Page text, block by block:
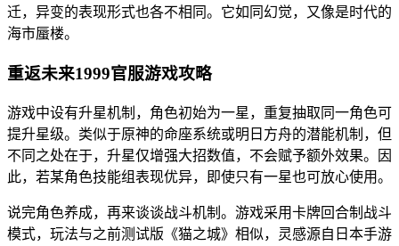
迁，异变的表现形式也各不相同。它如同幻觉，又像是时代的
海市蜃楼。
重返未来1999官服游戏攻略
游戏中设有升星机制，角色初始为一星，重复抽取同一角色可
提升星级。类似于原神的命座系统或明日方舟的潜能机制，但
不同之处在于，升星仅增强大招数值，不会赋予额外效果。因
此，若某角色技能组表现优异，即使只有一星也可放心使用。
说完角色养成，再来谈谈战斗机制。游戏采用卡牌回合制战斗
模式，玩法与之前测试版《猫之城》相似，灵感源自日本手游